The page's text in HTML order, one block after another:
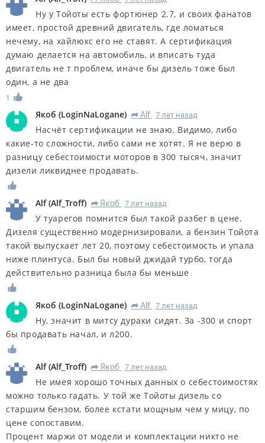
Ну у Тойоты есть фортюнер 2.7, и своих фанатов
имеет, простой древний двигатель, где ломаться
нечему, на хайлюкс его не ставят. А сертификация
думаю делается на автомобиль, и вписать туда
двигатель не т проблем, иначе бы дизель тоже был
один, а не два
1
Якоб (LoginNaLogane) R Alf 7 лет назад
Насчёт сертификации не знаю. Видимо, либо
какие-то сложности, либо сами не хотят. Я не верю в
разницу себестоимости моторов в 300 тысяч, значит
дизели ликвиднее продавать.
Alf(Alf_Troff) R Якоб 7 лет назад
У туарегов помнится был такой разбег в цене.
Дизеля существенно модернизировали, а бензин Тойота
такой выпускает лет 20, поэтому себестоимость и упала
ниже плинтуса. Был бы новый джидай турбо, тогда
действительно разница была бы меньше
Якоб (LoginNaLogane) R Alf 7 лет назад
Ну, значит в митсу дураки сидят. За -300 и спорт
бы продавать начал, и л200.
Alf(Alf_Troff) R Якоб 7 лет назад
Не имея хорошо точных данных о себестоимостях
можно только гадать. У той же Тойоты дизель со
старшим бензом, более кстати мощным чем у мицу, по
цене сопоставим.
Процент маржи от модели и комплектации никто не